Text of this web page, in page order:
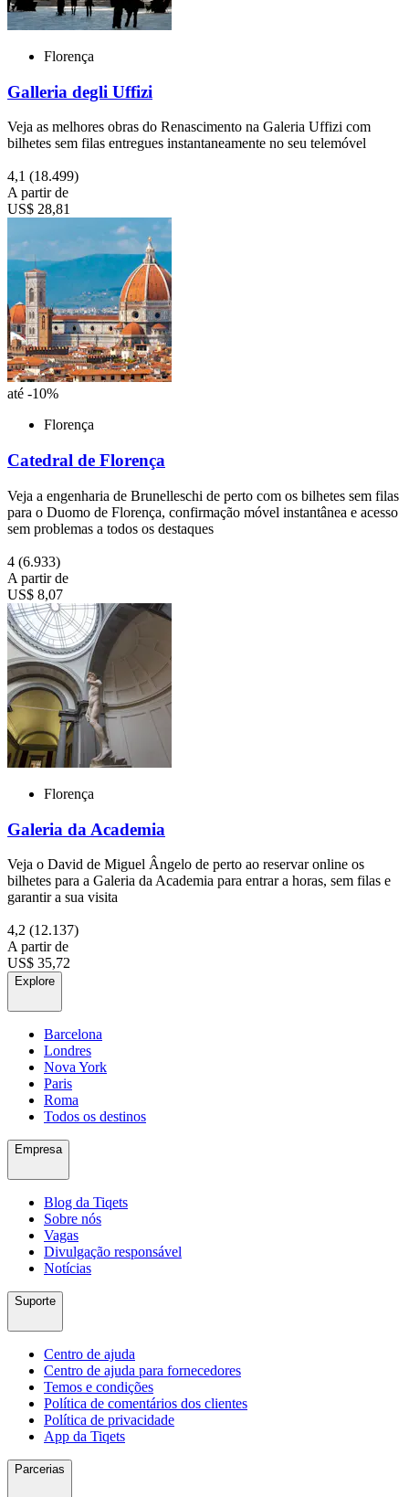
Florença
Galleria degli Uffizi
Veja as melhores obras do Renascimento na Galeria Uffizi com
bilhetes sem filas entregues instantaneamente no seu telemóvel
4,1 (18.499)
A partir de
US$ 28,81
até -10%
Florença
Catedral de Florença
Veja a engenharia de Brunelleschi de perto com os bilhetes sem filas
para o Duomo de Florença, confirmação móvel instantânea e acesso
sem problemas a todos os destaques
4 (6.933)
A partir de
US$ 8,07
Florença
Galeria da Academia
Veja o David de Miguel Ângelo de perto ao reservar online os
bilhetes para a Galeria da Academia para entrar a horas, sem filas e
garantir a sua visita
4,2 (12.137)
A partir de
US$ 35,72
Explore
Barcelona
Londres
Nova York
Paris
Roma
Todos os destinos
Empresa
Blog da Tiqets
Sobre nós
Vagas
Divulgação responsável
Notícias
Suporte
Centro de ajuda
Centro de ajuda para fornecedores
Temos e condições
Política de comentários dos clientes
Política de privacidade
App da Tiqets
Parcerias